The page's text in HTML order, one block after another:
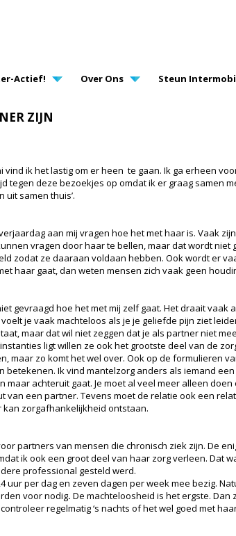
Actief! Over Ons Steun
ZIJN
ik het lastig om er heen te gaan. Ik ga erheen
tegen deze bezoekjes op omdat ik er graag samen
uit samen thuis’.
aan mij vragen hoe het met haar is. Vaak
vragen door haar te bellen, maar dat wordt niet
zodat ze daaraan voldaan hebben. Ook wordt er
haar gaat, dan weten mensen zich vaak geen
gevraagd hoe het met mij zelf gaat. Het draait vaak
je vaak machteloos als je je geliefde pijn ziet
maar dat wil niet zeggen dat je als partner niet
ligt willen ze ook het grootste deel van de
maar zo komt het wel over. Ook op de formulieren
Ik vind mantelzorg anders als iemand
achteruit gaat. Je moet al veel meer alleen
een partner. Tevens moet de relatie ook een
kan zorgafhankelijkheid ontstaan.
partners van mensen die chronisch ziek zijn. De
ik ook een groot deel van haar zorg verleen. Dat
professional gesteld werd.
uur per dag en zeven dagen per week mee bezig.
voor nodig. De machteloosheid is het ergste. Dan
regelmatig ‘s nachts of het wel goed met